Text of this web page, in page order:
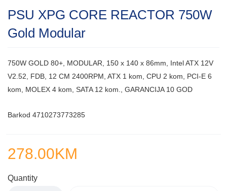
0.001
PSU XPG CORE REACTOR 750W
Gold Modular
750W GOLD 80+, MODULAR, 150 x 140 x 86mm, Intel ATX 12V
V2.52, FDB, 12 CM 2400RPM, ATX 1 kom, CPU 2 kom, PCI-E 6
kom, MOLEX 4 kom, SATA 12 kom., GARANCIJA 10 GOD
Barkod 4710273773285
278.00KM
Quantity